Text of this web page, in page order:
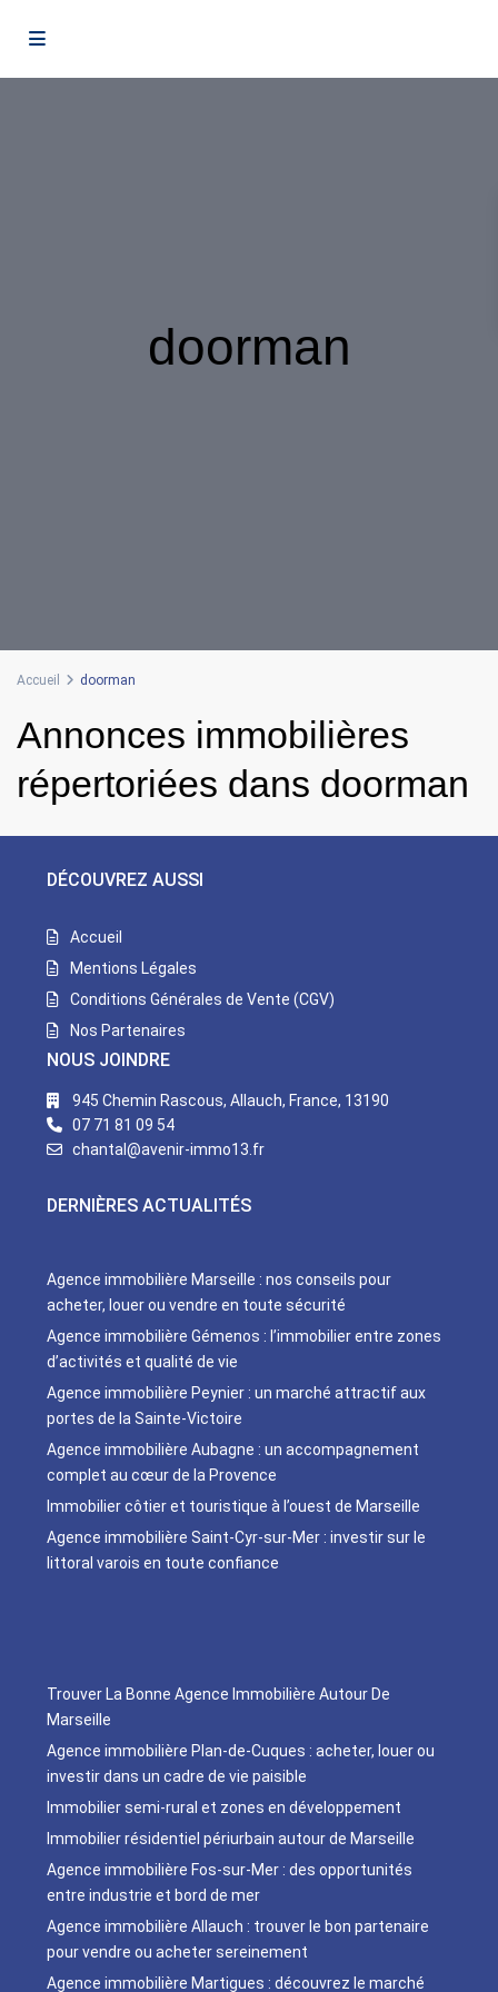
doorman
Accueil doorman
Annonces immobilières
répertoriées dans doorman
DÉCOUVREZ AUSSI
Accueil
Mentions Légales
Conditions Générales de Vente (CGV)
Nos Partenaires
NOUS JOINDRE
945 Chemin Rascous, Allauch, France, 13190
07 71 81 09 54
chantal@avenir-immo13.fr
DERNIÈRES ACTUALITÉS
Agence immobilière Marseille : nos conseils pour
acheter, louer ou vendre en toute sécurité
Agence immobilière Gémenos : l’immobilier entre zones
d’activités et qualité de vie
Agence immobilière Peynier : un marché attractif aux
portes de la Sainte-Victoire
Agence immobilière Aubagne : un accompagnement
complet au cœur de la Provence
Immobilier côtier et touristique à l’ouest de Marseille
Agence immobilière Saint-Cyr-sur-Mer : investir sur le
littoral varois en toute confiance
Trouver La Bonne Agence Immobilière Autour De
Marseille
Agence immobilière Plan-de-Cuques : acheter, louer ou
investir dans un cadre de vie paisible
Immobilier semi-rural et zones en développement
Immobilier résidentiel périurbain autour de Marseille
Agence immobilière Fos-sur-Mer : des opportunités
entre industrie et bord de mer
Agence immobilière Allauch : trouver le bon partenaire
pour vendre ou acheter sereinement
Agence immobilière Martigues : découvrez le marché